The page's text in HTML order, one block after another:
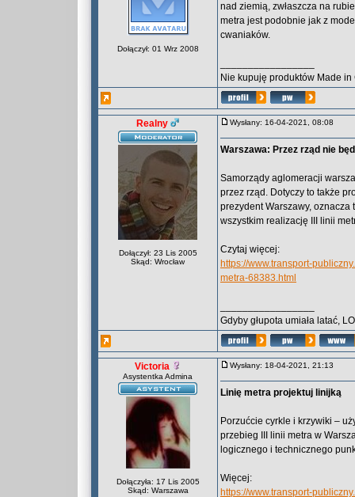
Dołączył: 01 Wrz 2008
nad ziemią, zwłaszcza na
metra jest podobnie jak z
cwaniaków.
Nie kupuję produktów Made in
Realny
Dołączył: 23 Lis 2005
Skąd: Wrocław
Wysłany: 16-04-2021, 08:08
Warszawa: Przez rząd nie
Samorządy aglomeracji
przez rząd. Dotyczy to także
prezydent Warszawy,
wszystkim realizację III linii
Czytaj więcej:
https://www.transport-
metra-68383.html
Gdyby głupota umiała latać,
Victoria
Asystentka Admina
Dołączyła: 17 Lis 2005
Skąd: Warszawa
Wysłany: 18-04-2021, 21:13
Linię metra projektuj linijką
Porzućcie cyrkle i krzywiki –
przebieg III linii metra w
logicznego i technicznego
Więcej:
https://www.transport-